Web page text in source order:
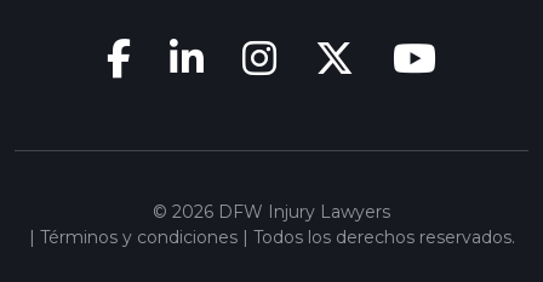
© 2026 DFW Injury Lawyers
| Términos y condiciones| Todos los derechos reservados.